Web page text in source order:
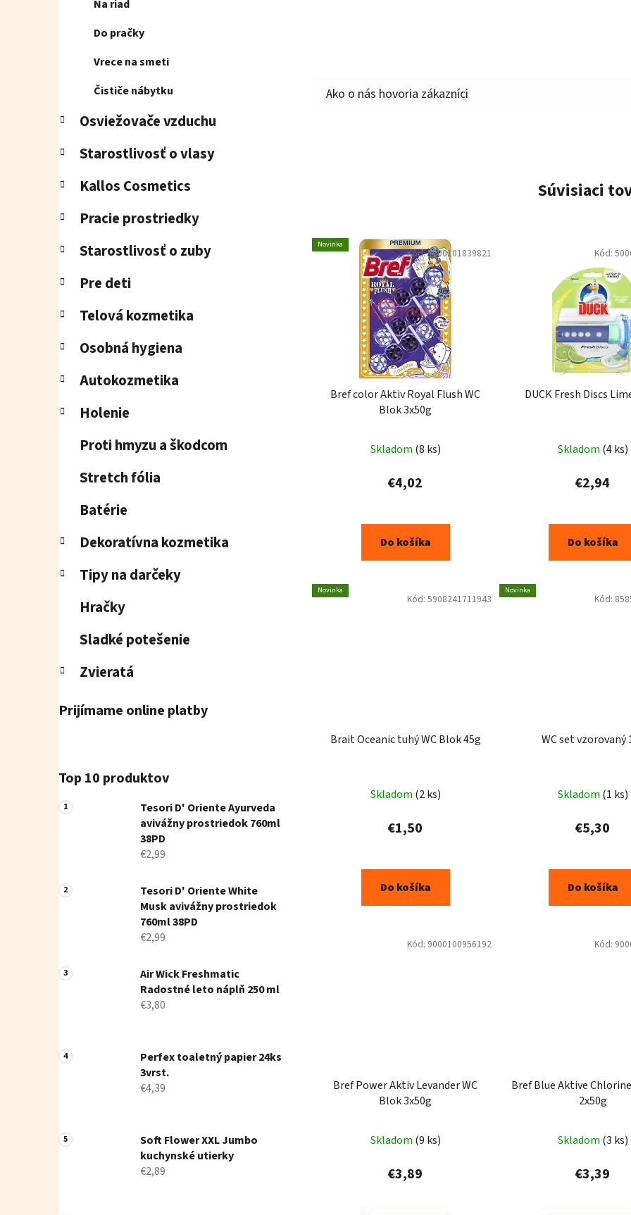
Na riad
Do pračky
Vrece na smeti
Čističe nábytku
Osviežovače vzduchu
Starostlivosť o vlasy
Kallos Cosmetics
Pracie prostriedky
Starostlivosť o zuby
Pre deti
Telová kozmetika
Osobná hygiena
Autokozmetika
Holenie
Proti hmyzu a škodcom
Stretch fólia
Batérie
Dekoratívna kozmetika
Tipy na darčeky
Hračky
Sladké potešenie
Zvieratá
Prijímame online platby
Top 10 produktov
Tesori D' Oriente Ayurveda
avivážny prostriedok 760ml
38PD
€2,99
Tesori D' Oriente White
Musk avivážny prostriedok
760ml 38PD
€2,99
Air Wick Freshmatic
Radostné leto náplň 250 ml
€3,80
Perfex toaletný papier 24ks
3vrst.
€4,39
Soft Flower XXL Jumbo
kuchynské utierky
€2,89
Súvisiaci
Novinka
Bref color Aktiv Royal Flush WC
Blok 3x50g
Skladom (8 ks)
€4,02
Do košíka
Kód:9000101839821
DUCK Fresh Discs
Skladom (4 ks)
€2,94
Do košíka
Kód:
Novinka
Brait Oceanic tuhý WC Blok 45g
Skladom (2 ks)
€1,50
Do košíka
Kód: 5908241711943
Novinka
WC set vzorovaný
Skladom (1 ks)
€5,30
Do košíka
Kód:
Bref Power Aktiv Levander WC
Blok 3x50g
Skladom (9 ks)
€3,89
Kód: 9000100956192
Bref Blue Aktive
2x50g
Skladom (3 ks)
€3,39
Kód: